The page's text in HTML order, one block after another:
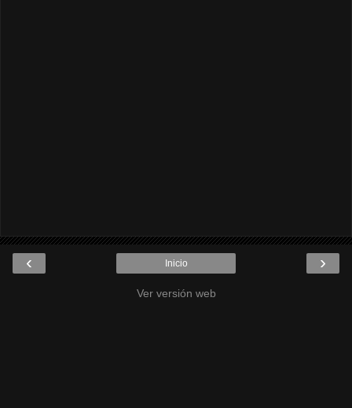
‹ ›
Inicio
Ver versión web